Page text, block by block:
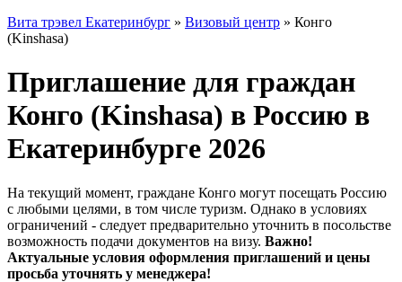
Вита трэвел Екатеринбург » Визовый центр » Конго
(Kinshasa)
Приглашение для граждан
Конго (Kinshasa) в Россию в
Екатеринбурге 2026
На текущий момент, граждане Конго могут посещать Россию
с любыми целями, в том числе туризм. Однако в условиях
ограничений - следует предварительно уточнить в посольстве
возможность подачи документов на визу. Важно!
Актуальные условия оформления приглашений и цены
просьба уточнять у менеджера!